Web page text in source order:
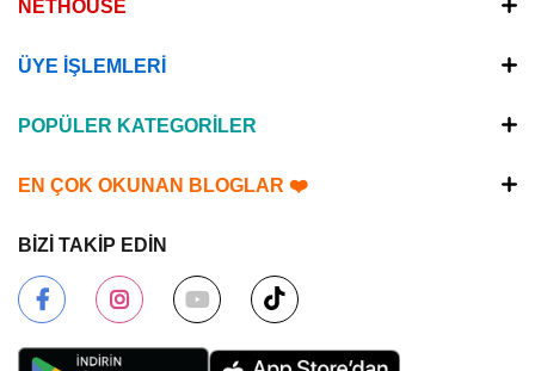
NETHOUSE
ÜYE İŞLEMLERİ
POPÜLER KATEGORİLER
EN ÇOK OKUNAN BLOGLAR ❤️
BİZİ TAKİP EDİN